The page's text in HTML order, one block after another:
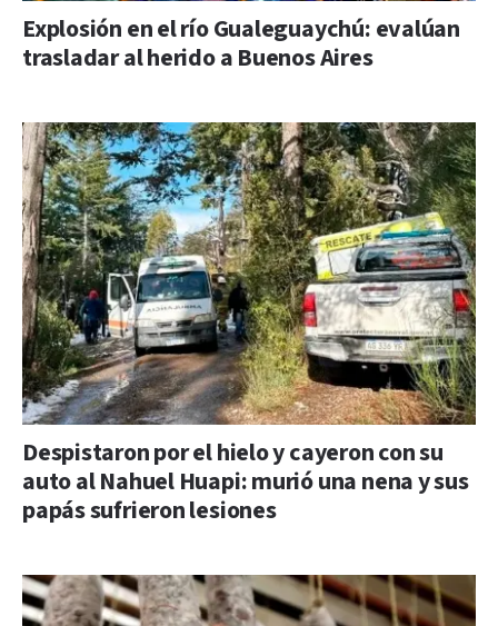
Explosión en el río Gualeguaychú: evalúan
trasladar al herido a Buenos Aires
Despistaron por el hielo y cayeron con su
auto al Nahuel Huapi: murió una nena y sus
papás sufrieron lesiones